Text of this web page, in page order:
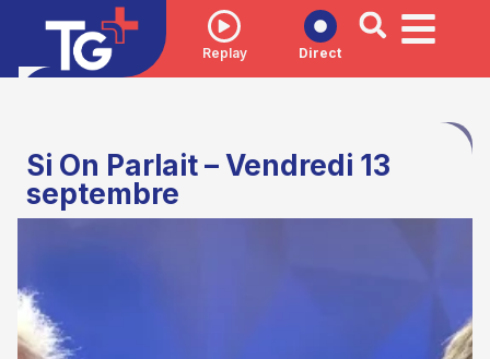
Replay Direct
Si On Parlait – Vendredi 13
septembre